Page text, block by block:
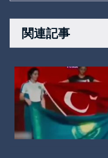
関連記事